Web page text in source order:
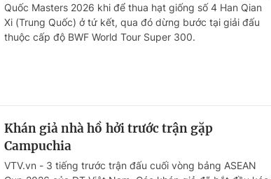
Quốc Masters 2026 khi để thua hạt giống số 4 Han Qian
Xi (Trung Quốc) ở tứ kết, qua đó dừng bước tại giải đấu
thuộc cấp độ BWF World Tour Super 300.
Khán giả nhà hồ hởi trước trận gặp
Campuchia
VTV.vn - 3 tiếng trước trận đấu cuối vòng bảng ASEAN